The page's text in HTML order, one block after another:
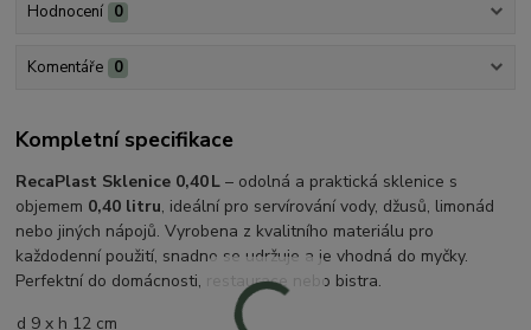
Hodnocení 0
Komentáře 0
Kompletní specifikace
RecaPlast Sklenice 0,40 L – odolná a praktická sklenice s
objemem 0,40 litru, ideální pro servírování vody, džusů, limonád
nebo jiných nápojů. Vyrobena z kvalitního materiálu pro
každodenní použití, snadno se udržuje a je vhodná do myčky.
Perfektní do domácnosti, restaurace nebo bistra.
d 9 x h 12 cm